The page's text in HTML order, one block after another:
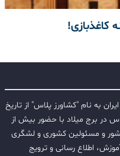
کاغذبازی!
به نام "کشاورز پلاس" از تاریخ
با روز مهندس در برج میلاد با حضور بیش از
کشور و مسئولین کشوری و لشگری
اطلاع رسانی و ترویج